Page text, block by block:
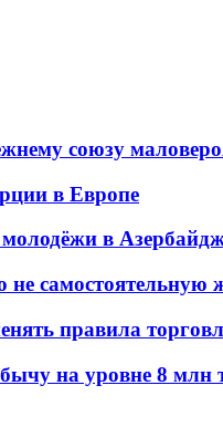
союзу
в Европе
молодёжи в
самостоятельную
правила
на уровне 8 млн